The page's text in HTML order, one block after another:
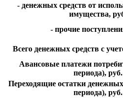
- денежных средств от
имущества,
- прочие
Всего денежных средств с
Авансовые платежи
периода), руб.
Переходящие остатки
периода), руб.